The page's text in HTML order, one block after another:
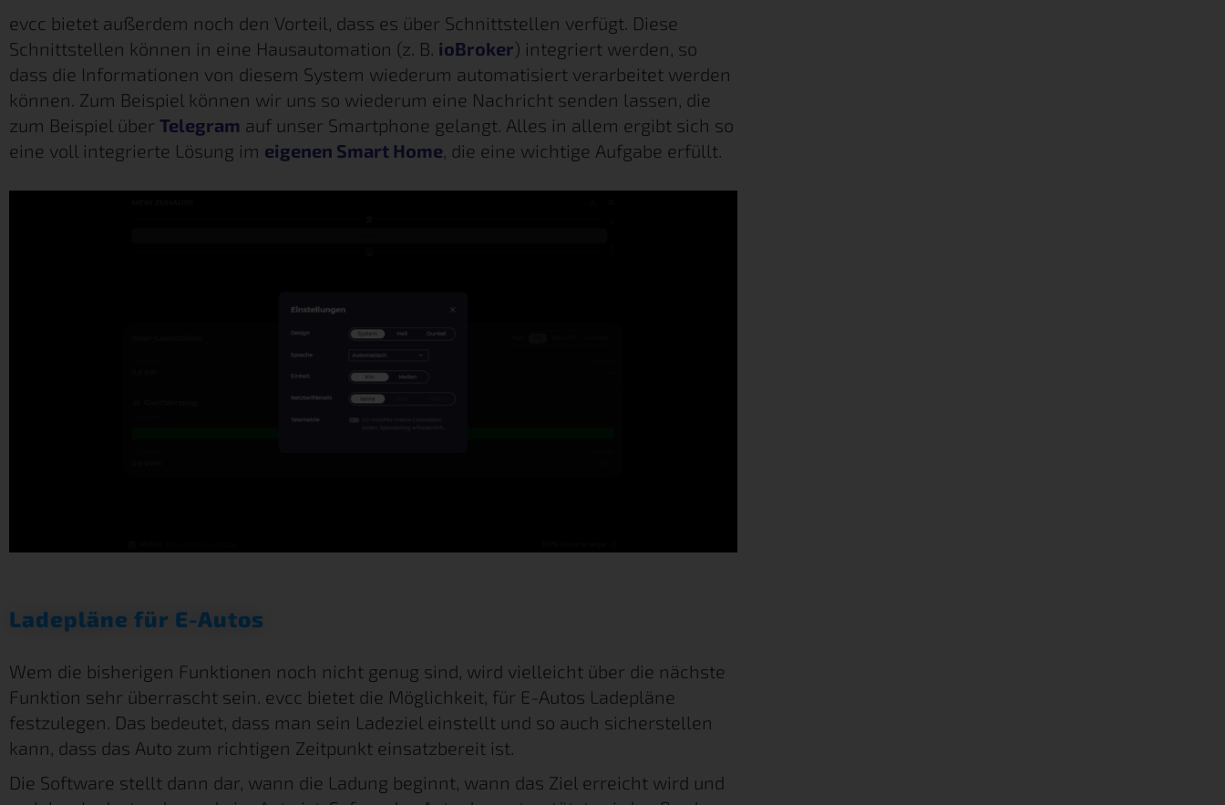
evcc bietet außerdem noch den Vorteil, dass es über Schnittstellen verfügt. Diese
Schnittstellen können in eine Hausautomation (z. B. ioBroker) integriert werden, so
dass die Informationen von diesem System wiederum automatisiert verarbeitet werden
können. Zum Beispiel können wir uns so wiederum eine Nachricht senden lassen, die
zum Beispiel über Telegram auf unser Smartphone gelangt. Alles in allem ergibt sich so
eine voll integrierte Lösung im eigenen Smart Home , die eine wichtige Aufgabe erfüllt.
Ladepläne für E-Autos
Wem die bisherigen Funktionen noch nicht genug sind, wird vielleicht über die nächste
Funktion sehr überrascht sein. evcc bietet die Möglichkeit, für E-Autos Ladepläne
festzulegen. Das bedeutet, dass man sein Ladeziel einstellt und so auch sicherstellen
kann, dass das Auto zum richtigen Zeitpunkt einsatzbereit ist.
Die Software stellt dann dar, wann die Ladung beginnt, wann das Ziel erreicht wird und